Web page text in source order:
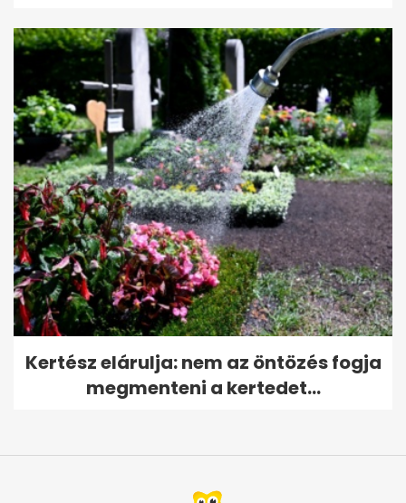
Kertész elárulja: nem az öntözés fogja
megmenteni a kertedet...